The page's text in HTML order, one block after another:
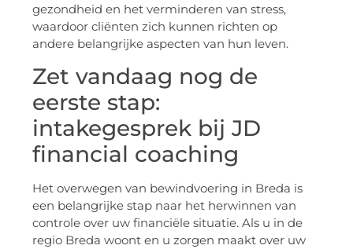
gezondheid en het verminderen van stress,
waardoor cliënten zich kunnen richten op
andere belangrijke aspecten van hun leven.
Zet vandaag nog de
eerste stap:
intakegesprek bij JD
financial coaching
Het overwegen van bewindvoering in Breda is
een belangrijke stap naar het herwinnen van
controle over uw financiële situatie. Als u in de
regio Breda woont en u zorgen maakt over uw